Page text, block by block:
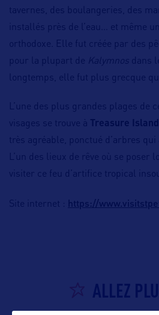
tavernes, des boulangeries, des
installés près de l’eau… et même
orthodoxe. Elle fut créée par des
pour la plupart de Kalymnos dans
longtemps, elle fut plus grecque
L’une des plus grandes plages de
visages se trouve à
Treasure Island
très agréable, ponctué d’arbres qui
L’un des lieux de rêve où se poser
visiter ce feu d’artifice tropical
Site internet : https://
ALLEZ